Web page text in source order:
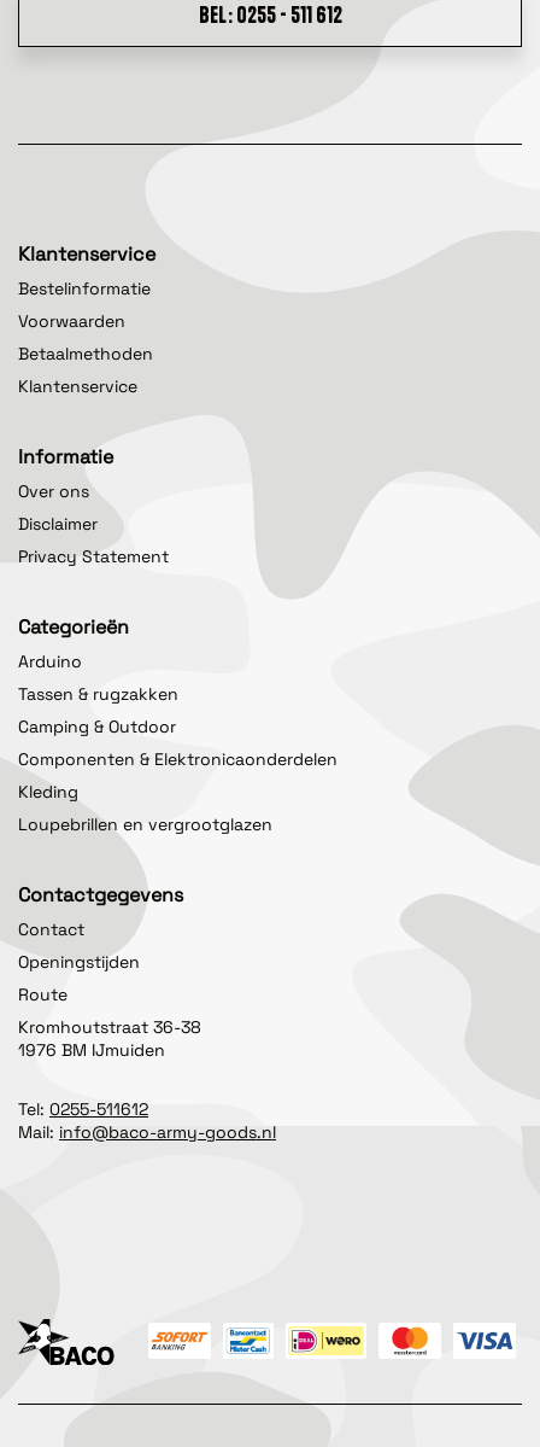
BEL: 0255 - 511 612
Klantenservice
Bestelinformatie
Voorwaarden
Betaalmethoden
Klantenservice
Informatie
Over ons
Disclaimer
Privacy Statement
Categorieën
Arduino
Tassen & rugzakken
Camping & Outdoor
Componenten & Elektronicaonderdelen
Kleding
Loupebrillen en vergrootglazen
Contactgegevens
Contact
Openingstijden
Route
Kromhoutstraat 36-38
1976 BM IJmuiden
Tel: 0255-511612
Mail: info@baco-army-goods.nl